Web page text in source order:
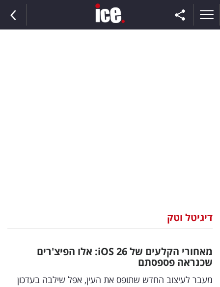
וצרכנות
דיגיטל
וטק
דיגיטל וטק
מאחורי הקלעים של iOS26: אלו הפיצ'רים
שכנראה פספסתם
מעבר לעיצוב החדש שתופס את העין, אפל שילבה בעדכון